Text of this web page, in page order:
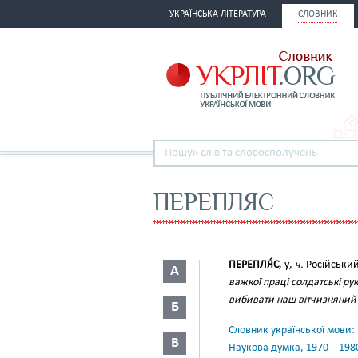
УКРАЇНСЬКА ЛІТЕРАТУРА СЛОВНИК
ПЕРЕПЛЯС
А
Б
В
ПЕРЕПЛЯ́С, у, ч.
важкої праці солдатські
вибивати наш
Словник української
Наукова думка,